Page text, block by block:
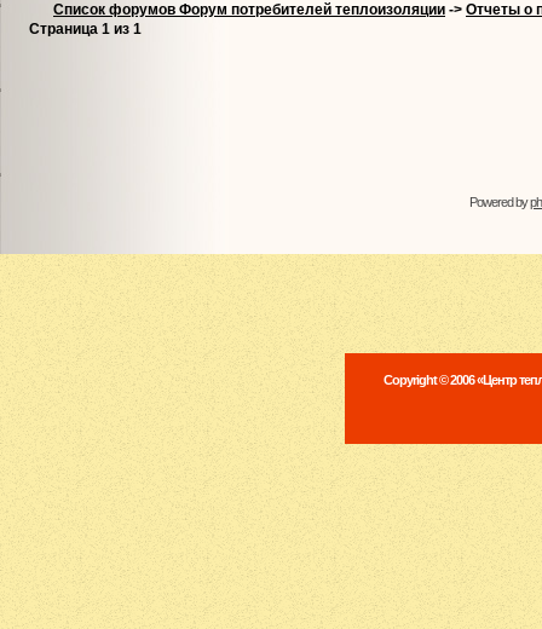
Список форумов Форум потребителей теплоизоляции -> Отчеты о
Страница 1 из 1
Powered by
Copyright © 2006 «Центр